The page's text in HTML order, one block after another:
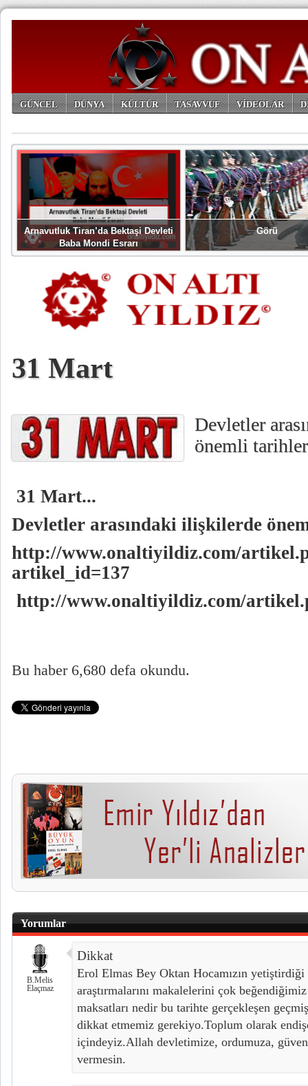
GÜNCEL DÜNYA KÜLTÜR TASAVVUF VİDEOLAR
Arnavutluk Tiran’da Bektaşi Devleti
Baba Mondi Esrarı
Görü
31 Mart
Devletler
önemli
31 Mart...
Devletler arasındaki ilişkilerde
http://www.onaltiyildiz.com/
artikel_id=137
http://www.onaltiyildiz.com/
Bu haber 6,680 defa okundu.
Yorumlar
B.Melis
Elaçmaz
Dikkat
Erol Elmas Bey Oktan Hocamızın
araştırmalarını makalelerini çok
maksatları nedir bu tarihte gerçekleşen
dikkat etmemiz gerekiyo.Toplum olarak
içindeyiz.Allah devletimize, ordumuza,
vermesin.